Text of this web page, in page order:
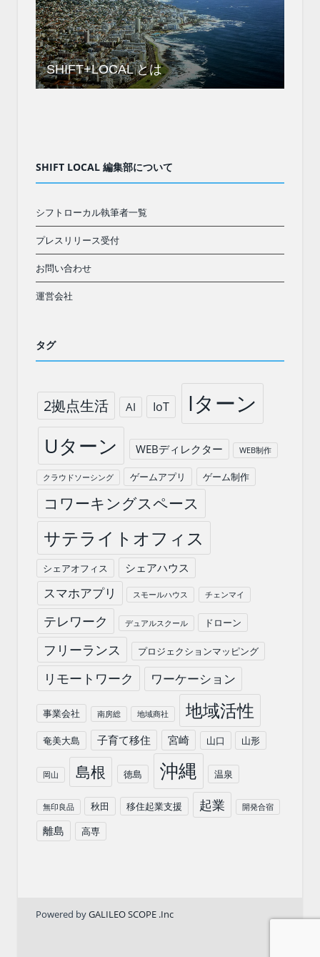
SHIFT+LOCAL とは
SHIFT LOCAL 編集部について
シフトローカル執筆者一覧
プレスリリース受付
お問い合わせ
運営会社
タグ
2拠点生活 AI IoT Iターン
Uターン WEBディレクター WEB制作
クラウドソーシング ゲームアプリ ゲーム制作
コワーキングスペース
サテライトオフィス
シェアオフィス シェアハウス
スマホアプリ スモールハウス チェンマイ
テレワーク デュアルスクール ドローン
フリーランス プロジェクションマッピング
リモートワーク ワーケーション
事業会社 南房総 地域商社 地域活性
奄美大島 子育て移住 宮崎 山口 山形
岡山 島根 徳島 沖縄 温泉
無印良品 秋田 移住起業支援 起業 開発合宿
離島 高専
Powered byGALILEO SCOPE .Inc